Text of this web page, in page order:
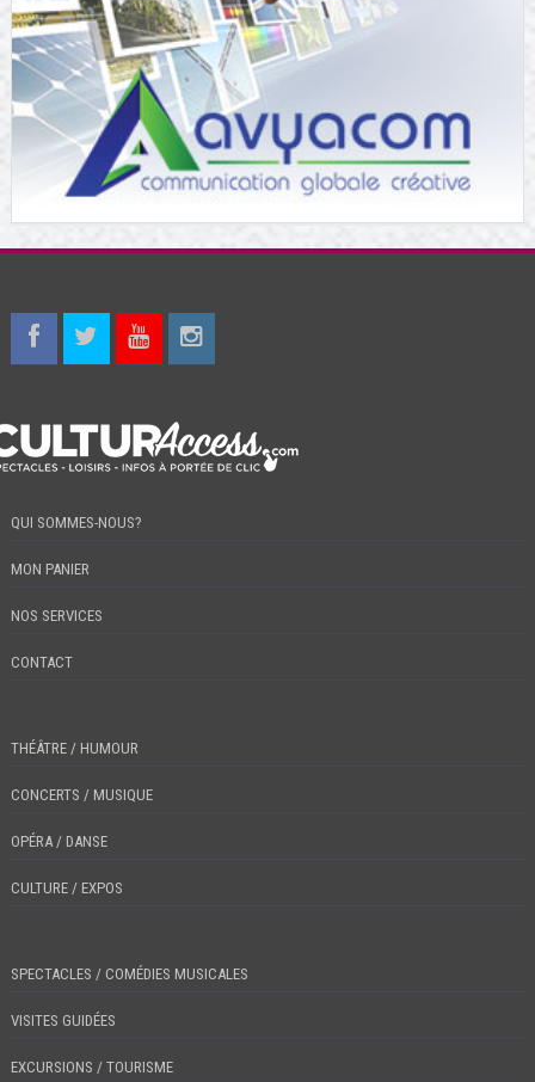
QUI SOMMES-NOUS?
MON PANIER
NOS SERVICES
CONTACT
THÉÂTRE / HUMOUR
CONCERTS / MUSIQUE
OPÉRA / DANSE
CULTURE / EXPOS
SPECTACLES / COMÉDIES MUSICALES
VISITES GUIDÉES
EXCURSIONS / TOURISME